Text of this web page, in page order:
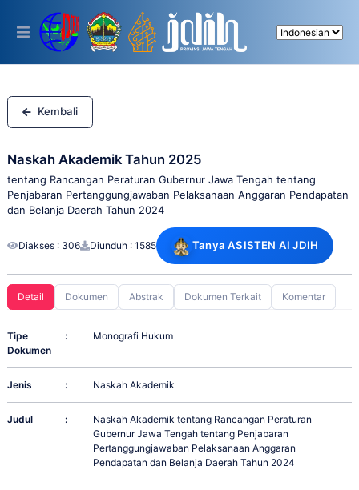
This
includes
accessibility
system.
Kembali
Naskah Akademik Tahun 2025
tentang Rancangan Peraturan Gubernur Jawa Tengah tentang
Penjabaran Pertanggungjawaban Pelaksanaan Anggaran Pendapatan
dan Belanja Daerah Tahun 2024
Diakses : 306 Diunduh : 1585 Tanya ASISTEN AI JDIH
Detail Dokumen Abstrak Dokumen Terkait Komentar
Tipe
Dokumen
: Monografi Hukum
Jenis : Naskah Akademik
Judul :
Naskah Akademik tentang Rancangan Peraturan
Gubernur Jawa Tengah tentang Penjabaran
Pertanggungjawaban Pelaksanaan Anggaran
Pendapatan dan Belanja Daerah Tahun 2024